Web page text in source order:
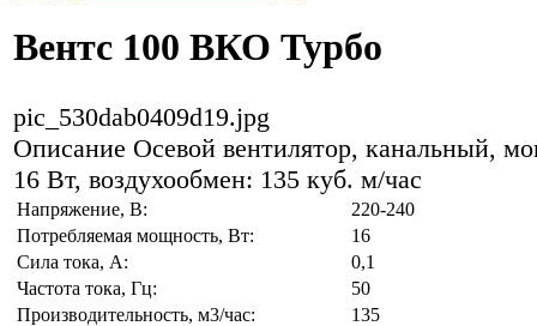
Вентс 100 ВКО Турбо
pic_530dab0409d19.jpg
Описание Осевой вентилятор, канальный,
16 Вт, воздухообмен: 135 куб. м/час
Напряжение, В:
220-240
Потребляемая мощность, Вт:
16
Сила тока, А:
0,1
Частота тока, Гц:
50
Производительность, м3/час:
135